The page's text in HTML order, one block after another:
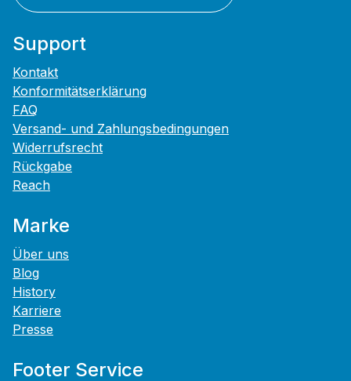
Support
Kontakt
Konformitätserklärung
FAQ
Versand- und Zahlungsbedingungen
Widerrufsrecht
Rückgabe
Reach
Marke
Über uns
Blog
History
Karriere
Presse
Footer Service